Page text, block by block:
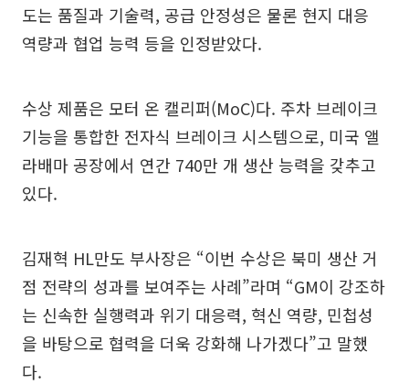
도는 품질과 기술력, 공급 안정성은 물론 현지 대응
역량과 협업 능력 등을 인정받았다.
수상 제품은 모터 온 캘리퍼(MoC)다. 주차 브레이크
기능을 통합한 전자식 브레이크 시스템으로, 미국 앨
라배마 공장에서 연간 740만 개 생산 능력을 갖추고
있다.
김재혁 HL만도 부사장은 “이번 수상은 북미 생산 거
점 전략의 성과를 보여주는 사례”라며 “GM이 강조하
는 신속한 실행력과 위기 대응력, 혁신 역량, 민첩성
을 바탕으로 협력을 더욱 강화해 나가겠다”고 말했
다.